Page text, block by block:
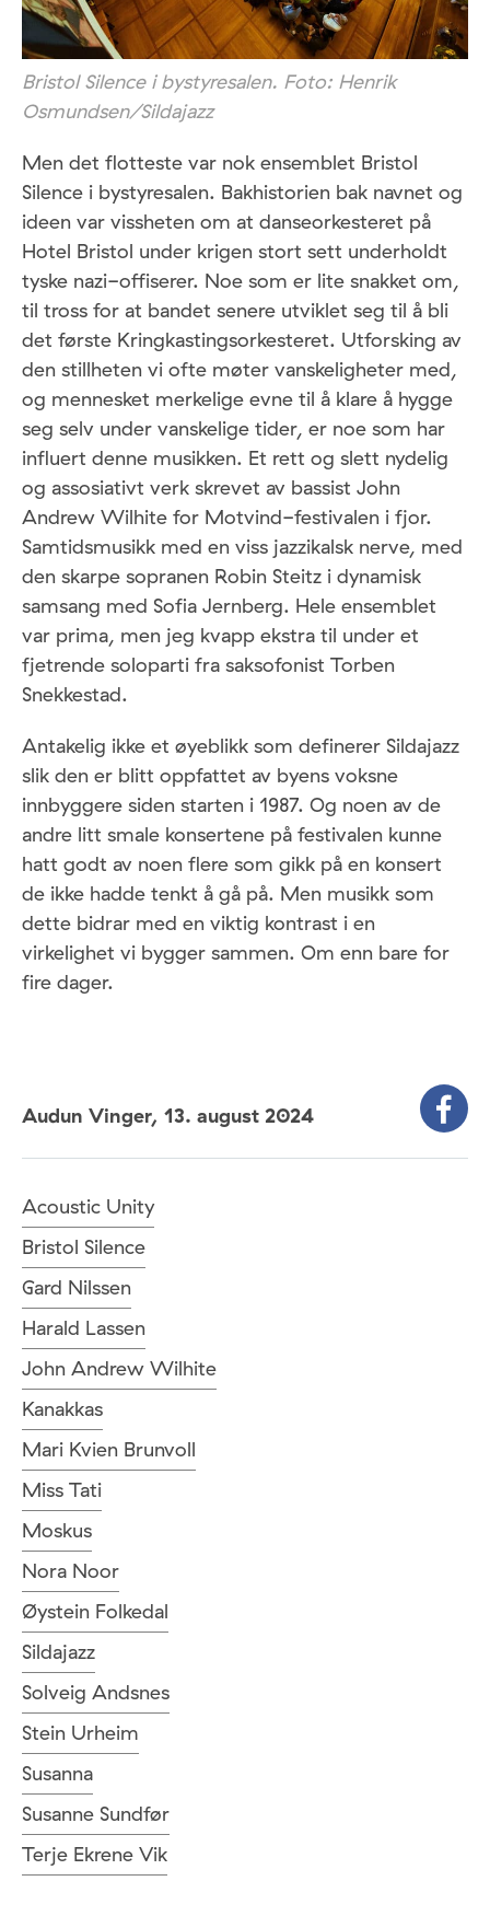
Bristol Silence i bystyresalen. Foto: Henrik
Osmundsen/Sildajazz
Men det flotteste var nok ensemblet Bristol
Silence i bystyresalen. Bakhistorien bak navnet og
ideen var vissheten om at danseorkesteret på
Hotel Bristol under krigen stort sett underholdt
tyske nazi-offiserer. Noe som er lite snakket om,
til tross for at bandet senere utviklet seg til å bli
det første Kringkastingsorkesteret. Utforsking av
den stillheten vi ofte møter vanskeligheter med,
og mennesket merkelige evne til å klare å hygge
seg selv under vanskelige tider, er noe som har
influert denne musikken. Et rett og slett nydelig
og assosiativt verk skrevet av bassist John
Andrew Wilhite for Motvind-festivalen i fjor.
Samtidsmusikk med en viss jazzikalsk nerve, med
den skarpe sopranen Robin Steitz i dynamisk
samsang med Sofia Jernberg. Hele ensemblet
var prima, men jeg kvapp ekstra til under et
fjetrende soloparti fra saksofonist Torben
Snekkestad.
Antakelig ikke et øyeblikk som definerer Sildajazz
slik den er blitt oppfattet av byens voksne
innbyggere siden starten i 1987. Og noen av de
andre litt smale konsertene på festivalen kunne
hatt godt av noen flere som gikk på en konsert
de ikke hadde tenkt å gå på. Men musikk som
dette bidrar med en viktig kontrast i en
virkelighet vi bygger sammen. Om enn bare for
fire dager.
Audun Vinger, 13. august 2024
Acoustic Unity
Bristol Silence
Gard Nilssen
Harald Lassen
John Andrew Wilhite
Kanakkas
Mari Kvien Brunvoll
Miss Tati
Moskus
Nora Noor
Øystein Folkedal
Sildajazz
Solveig Andsnes
Stein Urheim
Susanna
Susanne Sundfør
Terje Ekrene Vik